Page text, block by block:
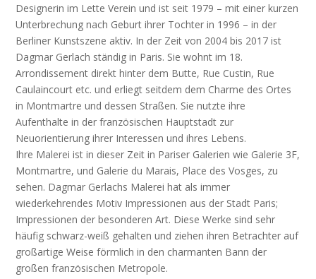
Designerin im Lette Verein und ist seit 1979 – mit einer kurzen
Unterbrechung nach Geburt ihrer Tochter in 1996 – in der
Berliner Kunstszene aktiv. In der Zeit von 2004 bis 2017 ist
Dagmar Gerlach ständig in Paris. Sie wohnt im 18.
Arrondissement direkt hinter dem Butte, Rue Custin, Rue
Caulaincourt etc. und erliegt seitdem dem Charme des Ortes
in Montmartre und dessen Straßen. Sie nutzte ihre
Aufenthalte in der französischen Hauptstadt zur
Neuorientierung ihrer Interessen und ihres Lebens.
Ihre Malerei ist in dieser Zeit in Pariser Galerien wie Galerie 3F,
Montmartre, und Galerie du Marais, Place des Vosges, zu
sehen. Dagmar Gerlachs Malerei hat als immer
wiederkehrendes Motiv Impressionen aus der Stadt Paris;
Impressionen der besonderen Art. Diese Werke sind sehr
häufig schwarz-weiß gehalten und ziehen ihren Betrachter auf
großartige Weise förmlich in den charmanten Bann der
großen französischen Metropole.